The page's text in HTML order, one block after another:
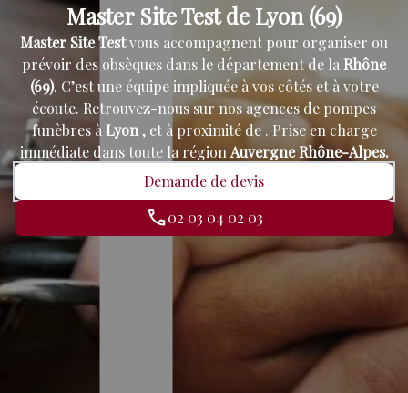
Master Site Test de Lyon (69)
Master Site Testvous accompagnent pour organiser ou
prévoir des obsèques dans le département de la Rhône
(69). C’est une équipe impliquée à vos côtés et à votre
écoute. Retrouvez-nous sur nos agences de pompes
funèbres à Lyon, et à proximité de . Prise en charge
immédiate dans toute la région Auvergne Rhône-Alpes.
Demande de devis
02 03 04 02 03